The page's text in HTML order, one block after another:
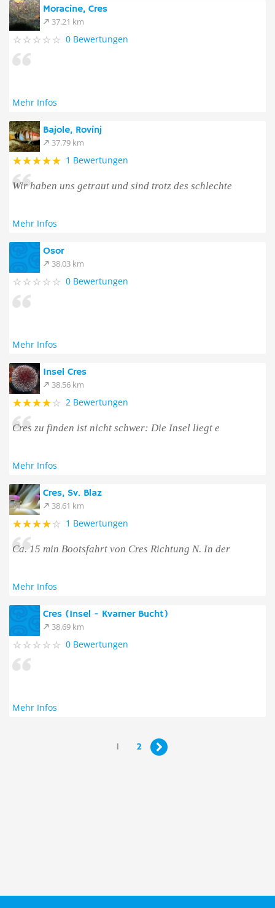
Moracine, Cres
37.21 km
0 Bewertungen
Mehr Infos
Bajole, Rovinj
37.79 km
1 Bewertungen
Wir haben uns getraut und sind trotz des schlechte
Mehr Infos
Osor
38.03 km
0 Bewertungen
Mehr Infos
Insel Cres
38.56 km
2 Bewertungen
Cres zu finden ist nicht schwer: Die Insel liegt e
Mehr Infos
Cres, Sv. Blaz
38.61 km
1 Bewertungen
Ca. 15 min Bootsfahrt von Cres Richtung N. In der
Mehr Infos
Cres (Insel - Kvarner Bucht)
38.69 km
0 Bewertungen
Mehr Infos
1 2 